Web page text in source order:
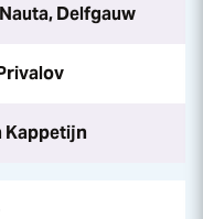
Delfgauw
Kappetijn